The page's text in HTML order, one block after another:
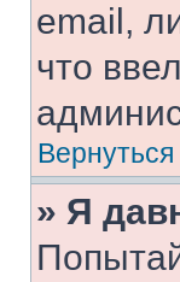
email,
что
» Я